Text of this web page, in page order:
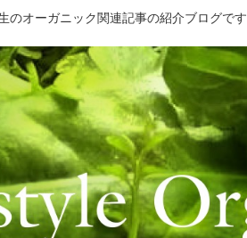
のオーガニック関連記事の紹介ブログです